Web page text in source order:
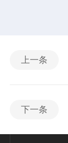
上一条
下一条